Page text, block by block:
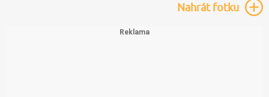
Nahrátfotku